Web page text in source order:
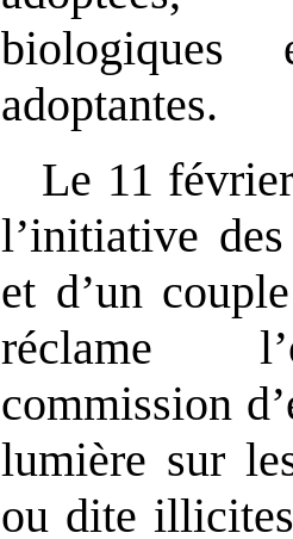
adoptantes.
Le 11
l’initiative des
et d’un
réclame
commission
lumière sur
ou dite illicites